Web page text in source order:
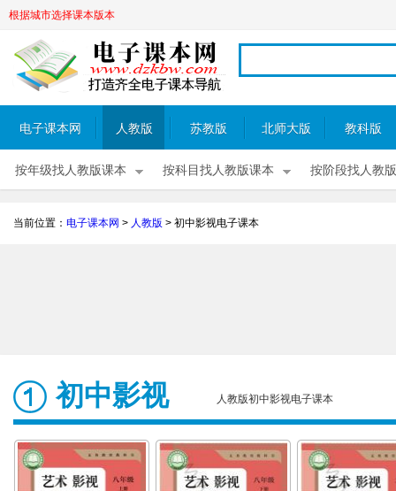
根据城市选择课本版本
电子课本网 人教版 苏教版 北师大版 教科版
按年级找人教版课本 按科目找人教版课本 按阶段找人教
当前位置： 电子课本网 > 人教版 > 初中影视电子课本
初中影视 人教版初中影视电子课本